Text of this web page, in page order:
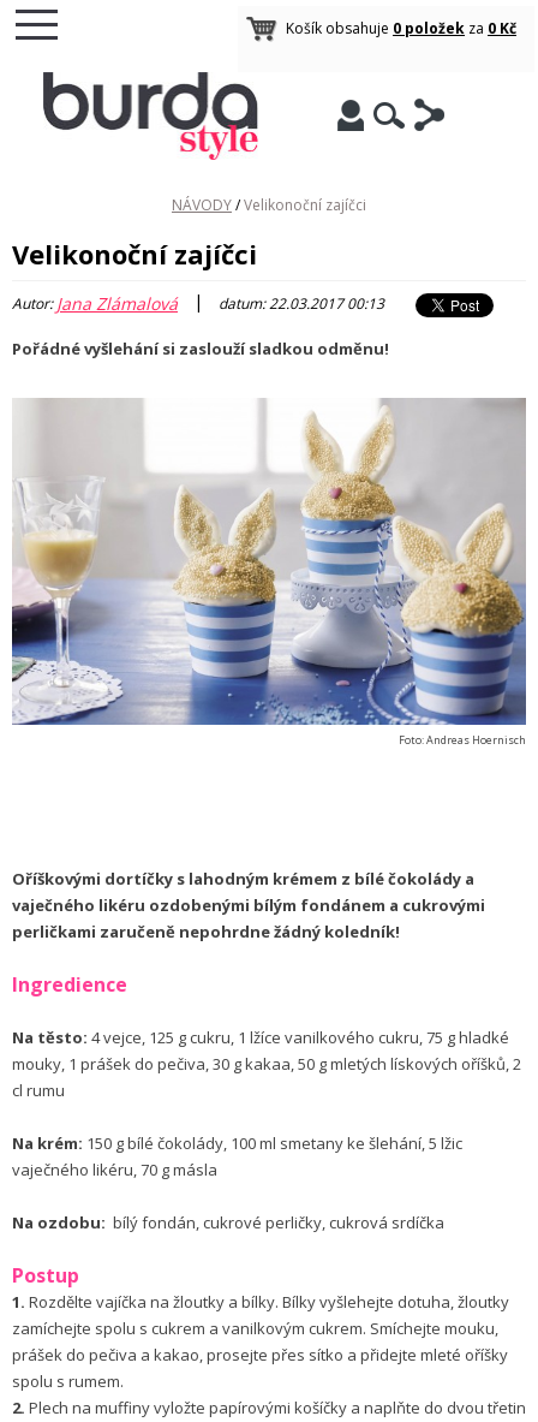
Košík obsahuje 0 položek za 0 Kč
NÁVODY/Velikonoční zajíčci
Velikonoční zajíčci
Autor:Jana Zlámalová | datum: 22.03.2017 00:13
Pořádné vyšlehání si zaslouží sladkou odměnu!
Foto: Andreas Hoernisch
Oříškovými dortíčky s lahodným krémem z bílé čokolády a
vaječného likéru ozdobenými bílým fondánem a cukrovými
perličkami zaručeně nepohrdne žádný koledník!
Ingredience
Na těsto: 4 vejce, 125 g cukru, 1 lžíce vanilkového cukru, 75 g hladké
mouky, 1 prášek do pečiva, 30 g kakaa, 50 g mletých lískových oříšků, 2
cl rumu
Na krém: 150 g bílé čokolády, 100 ml smetany ke šlehání, 5 lžic
vaječného likéru, 70 g másla
Na ozdobu: bílý fondán, cukrové perličky, cukrová srdíčka
Postup
1. Rozdělte vajíčka na žloutky a bílky. Bílky vyšlehejte dotuha, žloutky
zamíchejte spolu s cukrem a vanilkovým cukrem. Smíchejte mouku,
prášek do pečiva a kakao, prosejte přes sítko a přidejte mleté oříšky
spolu s rumem.
2. Plech na muffiny vyložte papírovými košíčky a naplňte do dvou třetin